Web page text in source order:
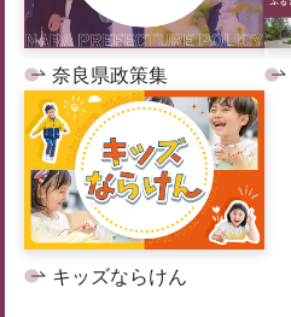
奈良県政策集
キッズならけん